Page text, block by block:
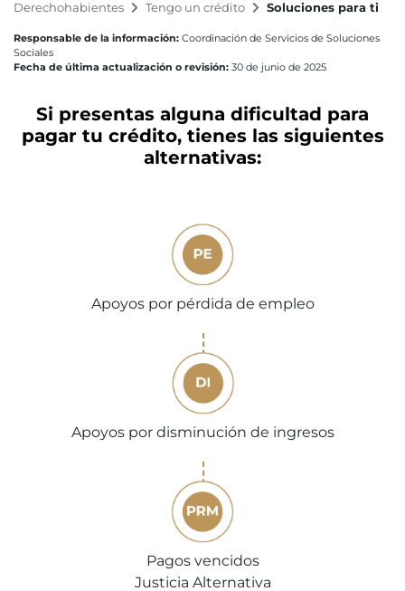
Derechohabientes Tengo un crédito Soluciones para ti
Responsable de la información: Coordinación de Servicios de Soluciones
Sociales
Fecha de última actualización o revisión: 30 de junio de 2025
Si presentas alguna dificultad para
pagar tu crédito, tienes las siguientes
alternativas:
Apoyos por pérdida de empleo
Apoyos por disminución de ingresos
Pagos vencidos
Justicia Alternativa